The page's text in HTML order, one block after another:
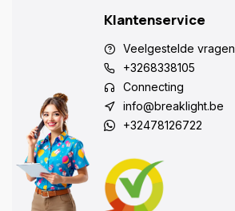
Klantenservice
Veelgestelde vragen
+3268338105
Connecting
info@breaklight.be
+32478126722